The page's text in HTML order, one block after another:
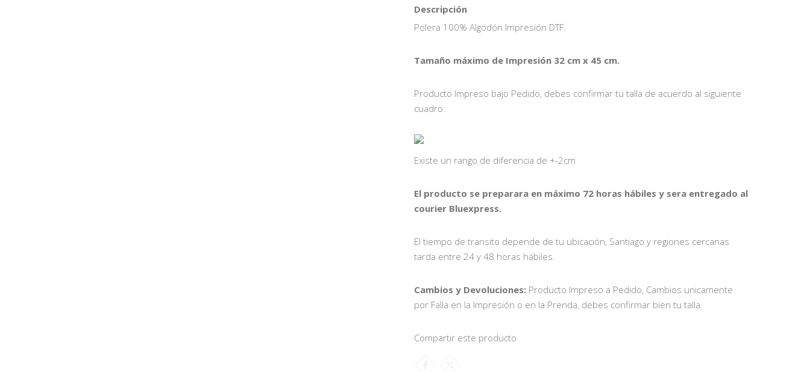
Descripción
Polera 100% Algodón Impresión DTF.
Tamaño máximo de Impresión 32 cm x 45 cm.
Producto Impreso bajo Pedido, debes confirmar tu talla de acuerdo al siguiente
cuadro:
Existe un rango de diferencia de +-2cm
El producto se preparara en máximo 72 horas hábiles y sera entregado al
courier Bluexpress.
El tiempo de transito depende de tu ubicación, Santiago y regiones cercanas
tarda entre 24 y 48 horas hábiles.
Cambios y Devoluciones: Producto Impreso a Pedido, Cambios unicamente
por Falla en la Impresión o en la Prenda, debes confirmar bien tu talla.
Compartir este producto